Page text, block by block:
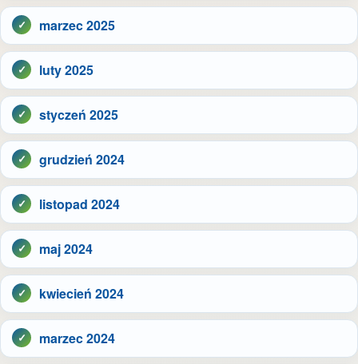
marzec 2025
luty 2025
styczeń 2025
grudzień 2024
listopad 2024
maj 2024
kwiecień 2024
marzec 2024